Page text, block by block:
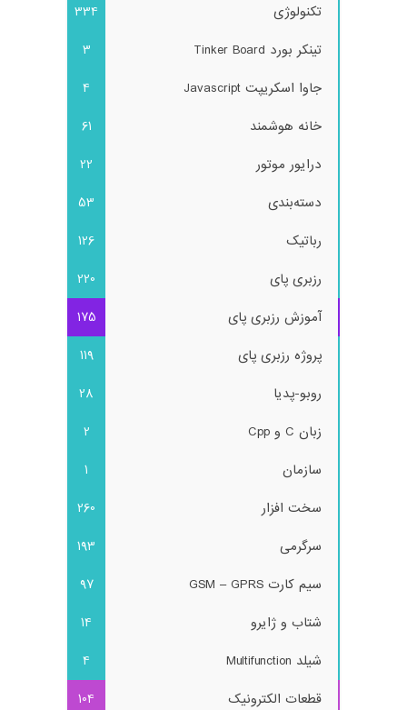
تکنولوژی
334
تینکر بورد Tinker Board
3
جاوا اسکریپت Javascript
4
خانه هوشمند
61
درایور موتور
22
دسته‌بندی
53
رباتیک
126
رزبری پای
220
آموزش رزبری پای
175
پروژه رزبری پای
119
روبو-پدیا
28
زبان C و Cpp
2
سازمان
1
سخت افزار
260
سرگرمی
193
سیم کارت GSM – GPRS
97
شتاب و ژایرو
14
شیلد Multifunction
4
قطعات الکترونیک
104